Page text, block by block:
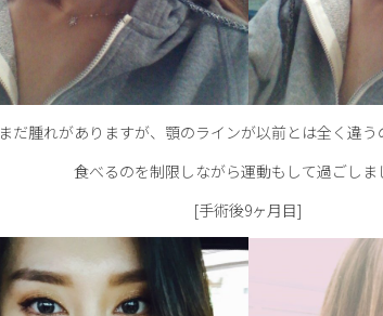
まだ腫れがありますが、顎のラインが以前とは全く違
食べるのを制限しながら運動もして過ごしま
[手術後9ヶ月目]